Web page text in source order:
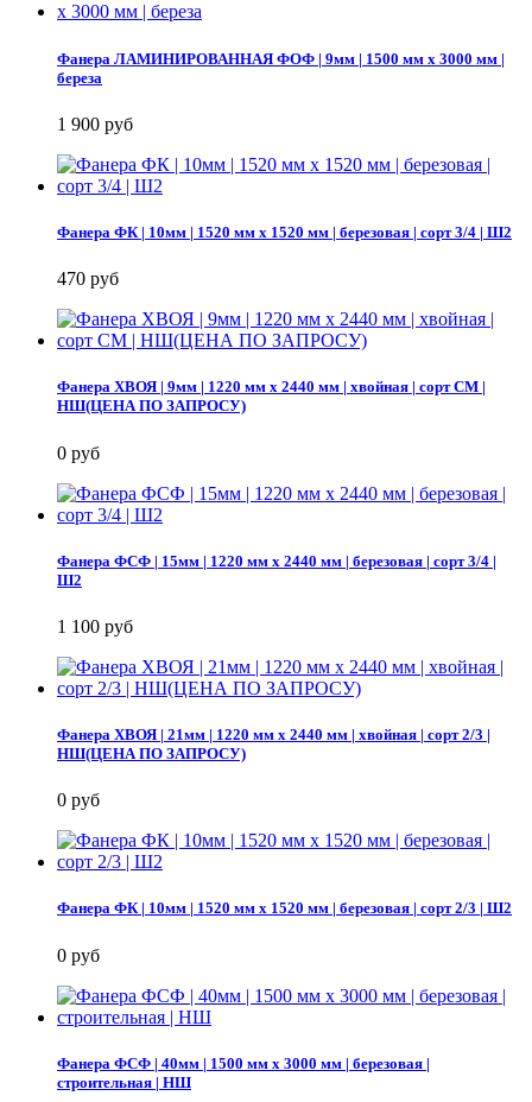
Фанера ЛАМИНИРОВАННАЯ ФОФ | 9мм | 1500 мм х 3000 мм |
береза
1 900 руб
Фанера ФК | 10мм | 1520 мм х 1520 мм | березовая | сорт 3/4 | Ш2
470 руб
Фанера ХВОЯ | 9мм | 1220 мм х 2440 мм | хвойная | сорт СМ |
НШ(ЦЕНА ПО ЗАПРОСУ)
0 руб
Фанера ФСФ | 15мм | 1220 мм х 2440 мм | березовая | сорт 3/4 |
Ш2
1 100 руб
Фанера ХВОЯ | 21мм | 1220 мм х 2440 мм | хвойная | сорт 2/3 |
НШ(ЦЕНА ПО ЗАПРОСУ)
0 руб
Фанера ФК | 10мм | 1520 мм х 1520 мм | березовая | сорт 2/3 | Ш2
0 руб
Фанера ФСФ | 40мм | 1500 мм х 3000 мм | березовая |
строительная | НШ